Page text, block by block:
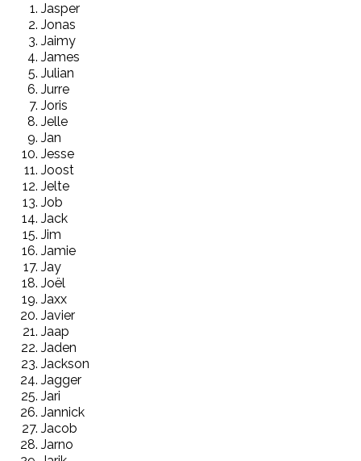
Jasper
Jonas
Jaimy
James
Julian
Jurre
Joris
Jelle
Jan
Jesse
Joost
Jelte
Job
Jack
Jim
Jamie
Jay
Joël
Jaxx
Javier
Jaap
Jaden
Jackson
Jagger
Jari
Jannick
Jacob
Jarno